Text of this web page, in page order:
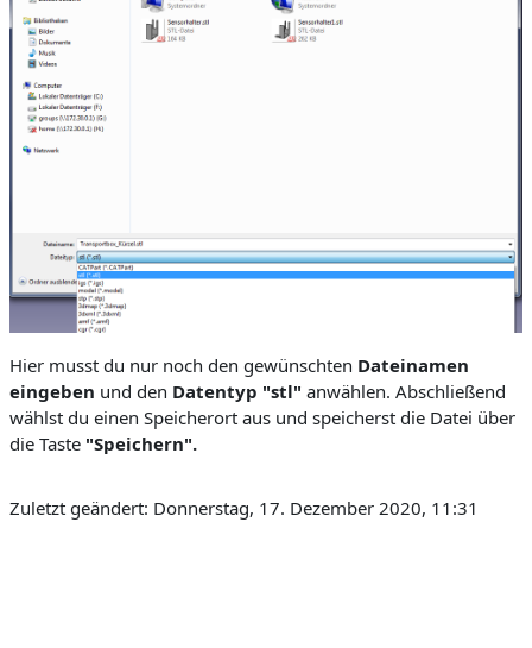
Hier musst du nur noch den gewünschten Dateinamen
eingeben und den Datentyp "stl" anwählen. Abschließend
wählst du einen Speicherort aus und speicherst die Datei über
die Taste "Speichern".
Zuletzt geändert: Donnerstag, 17. Dezember 2020, 11:31